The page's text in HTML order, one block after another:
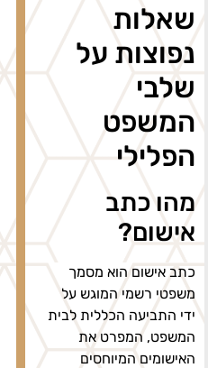
שאלות
נפוצות על
שלבי
המשפט
הפלילי
מהו כתב
אישום?
כתב אישום הוא מסמך
משפטי רשמי המוגש על
ידי התביעה הכללית לבית
המשפט, המפרט את
האישומים המיוחסים